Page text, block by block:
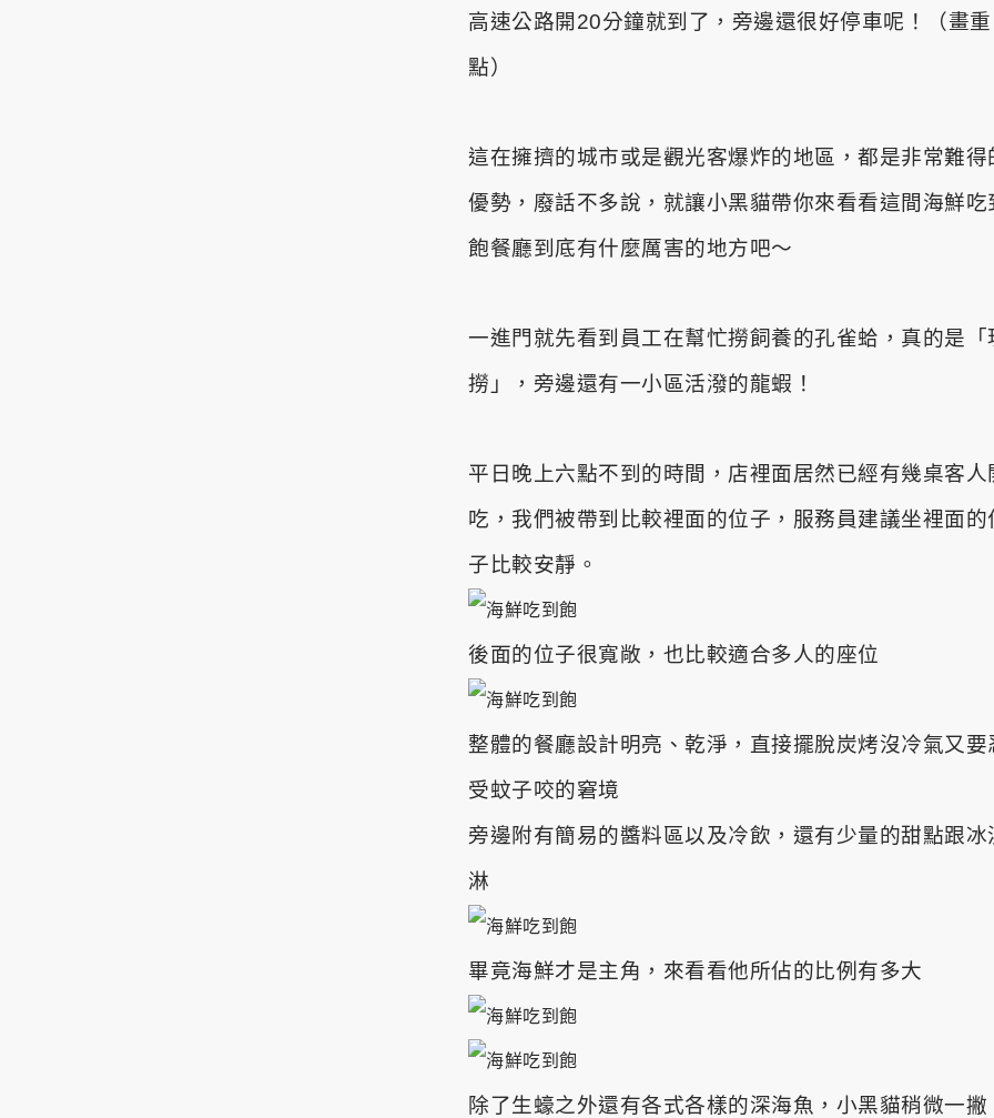
高速公路開20分鐘就到了，旁邊還很好停車呢！（畫重
點）
這在擁擠的城市或是觀光客爆炸的地區，都是非常難得
優勢，廢話不多說， 就讓小黑貓帶你來看看這間海鮮吃
飽餐廳到底有什麼厲害的地方吧～
一進門就先看到員工在幫忙撈飼養的孔雀蛤，真的是「
撈」，旁邊還有一小區活潑的龍蝦！
平日晚上六點不到的時間，店裡面居然已經有幾桌客人
吃，我們被帶到比較裡面的位子， 服務員建議坐裡面的
子比較安靜。
後面的位子很寬敞，也比較適合多人的座位
整體的餐廳設計明亮、乾淨，直接擺脫炭烤沒冷氣又要
受蚊子咬的窘境
旁邊附有簡易的醬料區以及冷飲，還有少量的甜點跟冰
淋
畢竟海鮮才是主角，來看看他所佔的比例有多大
除了生蠔之外還有各式各樣的深海魚，小黑貓稍微一撇